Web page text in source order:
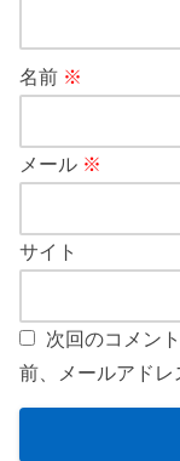
名前 ※
メール ※
サイト
次回のコメン
前、メールアドレ